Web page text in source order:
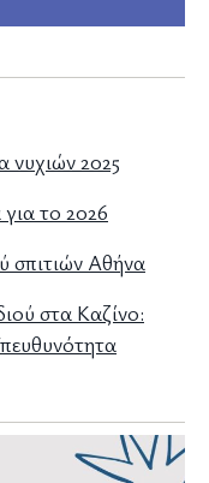
νυχιών 2025
το 2026
σπιτιών Αθήνα
στα Καζίνο: